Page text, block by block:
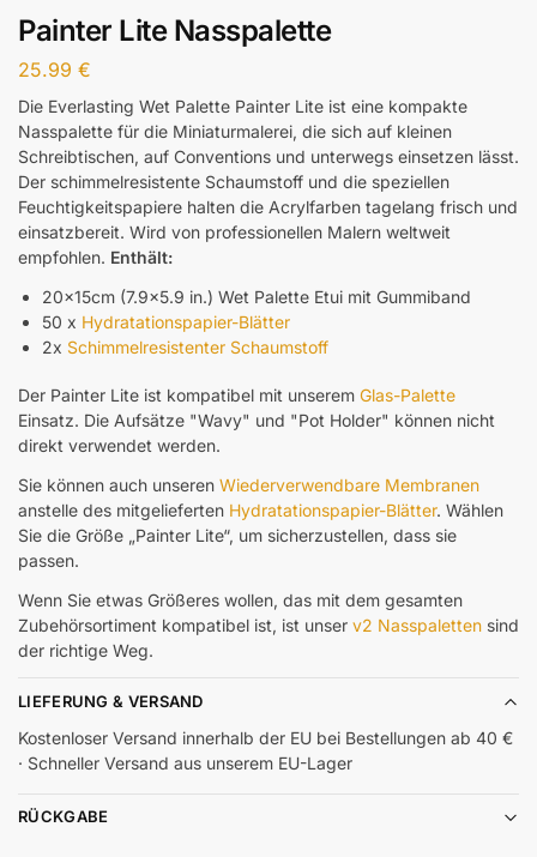
Painter Lite Nasspalette
25.99 €
Die Everlasting Wet Palette Painter Lite ist eine kompakte
Nasspalette für die Miniaturmalerei, die sich auf kleinen
Schreibtischen, auf Conventions und unterwegs einsetzen lässt.
Der schimmelresistente Schaumstoff und die speziellen
Feuchtigkeitspapiere halten die Acrylfarben tagelang frisch und
einsatzbereit. Wird von professionellen Malern weltweit
empfohlen. Enthält:
20x15cm (7.9×5.9 in.) Wet Palette Etui mit Gummiband
50 x Hydratationspapier-Blätter
2x Schimmelresistenter Schaumstoff
Der Painter Lite ist kompatibel mit unserem Glas-Palette
Einsatz. Die Aufsätze "Wavy" und "Pot Holder" können nicht
direkt verwendet werden.
Sie können auch unseren Wiederverwendbare Membranen
anstelle des mitgelieferten Hydratationspapier-Blätter. Wählen
Sie die Größe „Painter Lite“, um sicherzustellen, dass sie
passen.
Wenn Sie etwas Größeres wollen, das mit dem gesamten
Zubehörsortiment kompatibel ist, ist unser v2 Nasspaletten sind
der richtige Weg.
LIEFERUNG & VERSAND
Kostenloser Versand innerhalb der EU bei Bestellungen ab 40 €
· Schneller Versand aus unserem EU-Lager
RÜCKGABE